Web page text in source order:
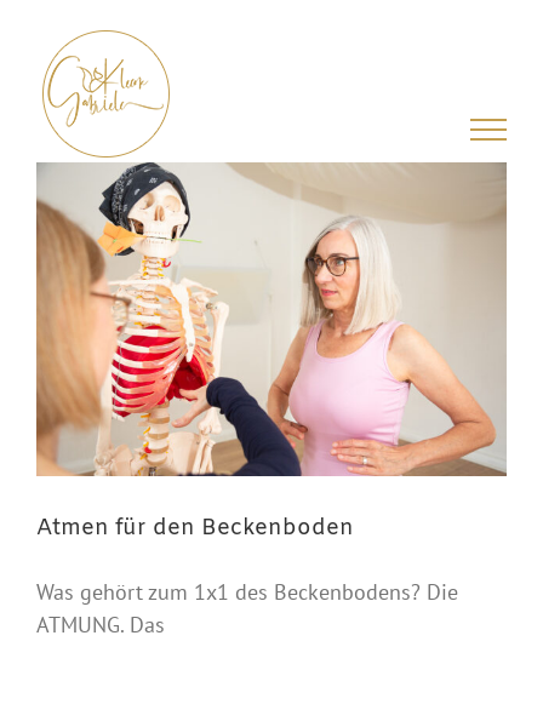
springen
Atmen für den Beckenboden
Was gehört zum 1x1 des Beckenbodens? Die
ATMUNG. Das